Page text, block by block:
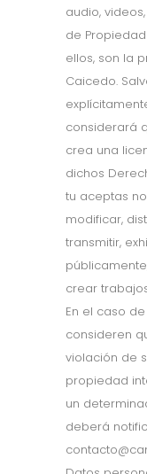
audio,
de
ellos, son la
Caicedo.
considerará
crea una
dichos
tu aceptas
modificar,
transmitir,
crear
En el caso
consideren
violación de
propiedad
un
deberá